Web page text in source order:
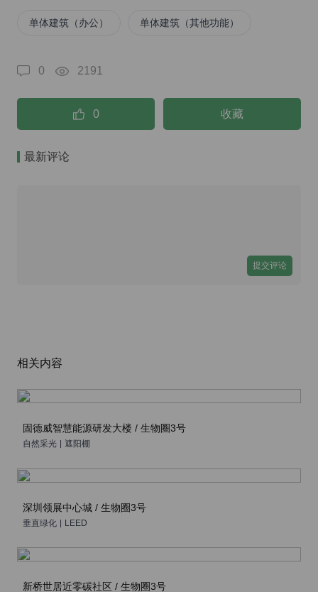
单体建筑（办公） 单体建筑（其他功能）
0 2191
0 收藏
最新评论
提交评论
相关内容
固德威智慧能源研发大楼 / 生物圈3号
自然采光 遮阳棚
深圳领展中心城 / 生物圈3号
垂直绿化 | LEED
新桥世居近零碳社区 / 生物圈3号